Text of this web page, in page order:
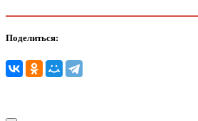
Поделиться: